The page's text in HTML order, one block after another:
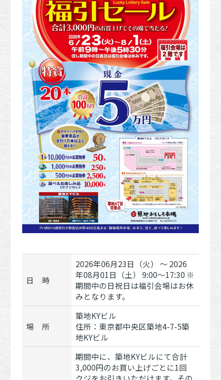
日 時
2026年06月23日（火） 〜 2026
年08月01日（土） 9:00～17:30 ※
期間中の日祝日は福引会場はお休
みとなります。
場 所
築地KYビル
住所：東京都中央区築地4-7-5築
地KYビル
期間中に、築地KYビルにて合計
3,000円のお買い上げごとに1回